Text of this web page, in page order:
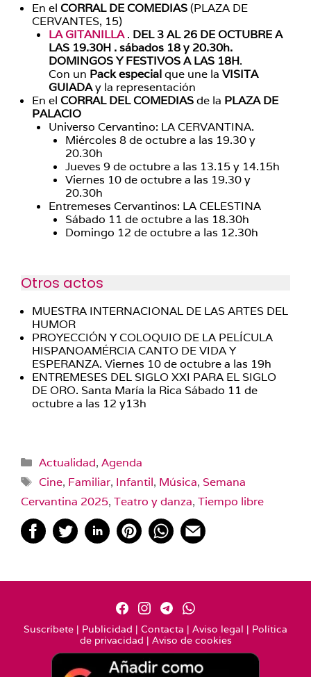
En el CORRAL DE COMEDIAS(PLAZA DE
CERVANTES, 15)
LA GITANILLA. DEL 3 AL 26 DE OCTUBRE A
LAS 19.30H . sábados 18 y 20.30h.
DOMINGOS Y FESTIVOS A LAS 18H.
Con un Pack especialque une la VISITA
GUIADAy la representación
En el CORRAL DEL COMEDIASde la PLAZA DE
PALACIO
Universo Cervantino: LA CERVANTINA.
Miércoles 8 de octubre a las 19.30 y
20.30h
Jueves 9 de octubre a las 13.15 y 14.15h
Viernes 10 de octubre a las 19.30 y
20.30h
Entremeses Cervantinos: LA CELESTINA
Sábado 11 de octubre a las 18.30h
Domingo 12 de octubre a las 12.30h
Otros actos
MUESTRA INTERNACIONAL DE LAS ARTES DEL
HUMOR
PROYECCIÓN Y COLOQUIO DE LA PELÍCULA
HISPANOAMÉRCIA CANTO DE VIDA Y
ESPERANZA. Viernes 10 de octubre a las 19h
ENTREMESES DEL SIGLO XXI PARA EL SIGLO
DE ORO. Santa María la Rica Sábado 11 de
octubre a las 12 y13h
Categorías
Actualidad, Agenda
Etiquetas
Cine, Familiar, Infantil, Música, Semana
Cervantina 2025, Teatro y danza, Tiempo libre
Suscríbete | Publicidad | Contacta | Aviso legal | Política
de privacidad | Aviso de cookies